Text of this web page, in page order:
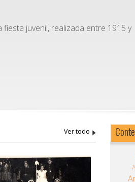
juvenil, realizada entre 1915 y